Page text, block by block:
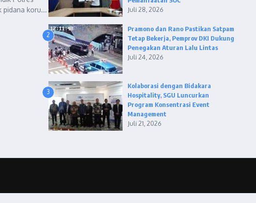
pidana koru...
Juli 28, 2026
2
Pramono dan Rano Pastikan Satpam
Tetap Bekerja, Pemprov DKI Dukung
Penegakan Aturan Lalu Lintas
Juli 24, 2026
3
Kolaborasi dengan Bidakara
Hospitality, SGU Luncurkan
Program Konsentrasi Event
Management
Juli 21, 2026